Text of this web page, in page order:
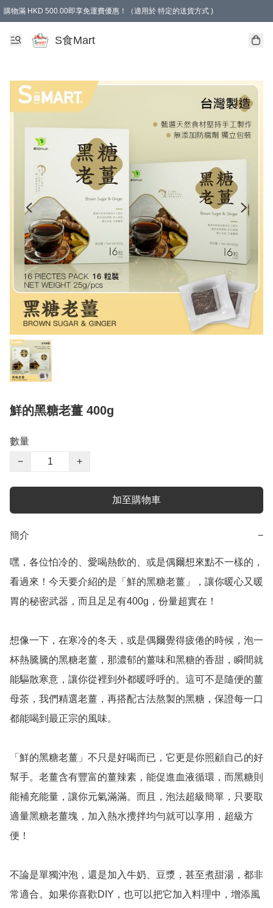
購物滿 HKD 500.00即享免運費優惠！（適用於 特定的送貨方式 )
S食Mart
鮮的黑糖老薑 400g
數量
−
+
加至購物車
簡介 −
嘿，各位怕冷的、愛喝熱飲的、或是偶爾想來點不一樣的，
看過來！今天要介紹的是「鮮的黑糖老薑」，讓你暖心又暖
胃的秘密武器，而且足足有400g，份量超實在！
想像一下，在寒冷的冬天，或是偶爾覺得疲倦的時候，泡一
杯熱騰騰的黑糖老薑，那濃郁的薑味和黑糖的香甜，瞬間就
能驅散寒意，讓你從裡到外都暖呼呼的。這可不是隨便的薑
母茶，我們精選老薑，再搭配古法熬製的黑糖，保證每一口
都能喝到最正宗的風味。
「鮮的黑糖老薑」不只是好喝而已，它更是你照顧自己的好
幫手。老薑含有豐富的薑辣素，能促進血液循環，而黑糖則
能補充能量，讓你元氣滿滿。而且，泡法超級簡單，只要取
適量黑糖老薑塊，加入熱水攪拌均勻就可以享用，超級方
便！
不論是單獨沖泡，還是加入牛奶、豆漿，甚至煮甜湯，都非
常適合。如果你喜歡DIY，也可以把它加入料理中，增添風